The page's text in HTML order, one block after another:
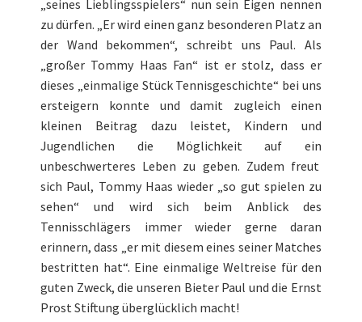
„seines Lieblingsspielers“ nun sein Eigen nennen
zu dürfen. „Er wird einen ganz besonderen Platz an
der Wand bekommen“, schreibt uns Paul. Als
„großer Tommy Haas Fan“ ist er stolz, dass er
dieses „einmalige Stück Tennisgeschichte“ bei uns
ersteigern konnte und damit zugleich einen
kleinen Beitrag dazu leistet, Kindern und
Jugendlichen die Möglichkeit auf ein
unbeschwerteres Leben zu geben. Zudem freut
sich Paul, Tommy Haas wieder „so gut spielen zu
sehen“ und wird sich beim Anblick des
Tennisschlägers immer wieder gerne daran
erinnern, dass „er mit diesem eines seiner Matches
bestritten hat“. Eine einmalige Weltreise für den
guten Zweck, die unseren Bieter Paul und die Ernst
Prost Stiftung überglücklich macht!